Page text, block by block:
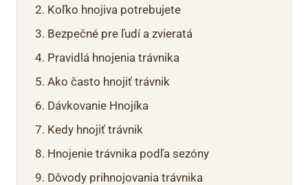
Koľko hnojiva potrebujete
Bezpečné pre ľudí a zvieratá
Pravidlá hnojenia trávnika
Ako často hnojiť trávnik
Dávkovanie Hnojíka
Kedy hnojiť trávnik
Hnojenie trávnika podľa sezóny
Dôvody prihnojovania trávnika